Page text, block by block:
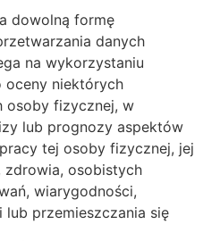
dowolną formę
danych
na wykorzystaniu
oceny niektórych
osoby fizycznej, w
lub prognozy aspektów
tej osoby fizycznej, jej
zdrowia, osobistych
wiarygodności,
lub przemieszczania się